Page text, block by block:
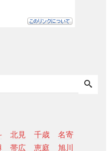
北見 千歳
名寄
帯広 恵庭
旭川